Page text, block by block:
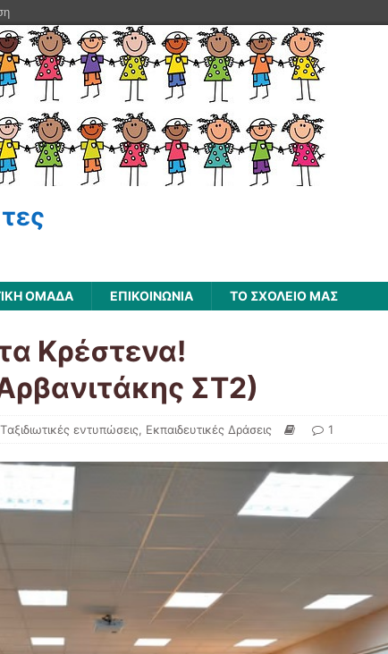
ΟΜΑΔΑ ΕΠΙΚΟΙΝΩΝΙΑ ΤΟ ΣΧΟΛΕΙΟ ΜΑΣ
Κρέστενα!
ΣΤ2)
Tαξιδιωτικές εντυπώσεις, Εκπαιδευτικές Δράσεις 1